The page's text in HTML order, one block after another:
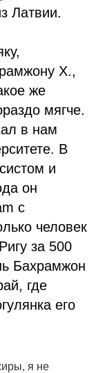
Латвии.
Х.,
же
мягче.
в нам
В
и
он
с
человек
за 500
Бахрамжон
где
его
я не